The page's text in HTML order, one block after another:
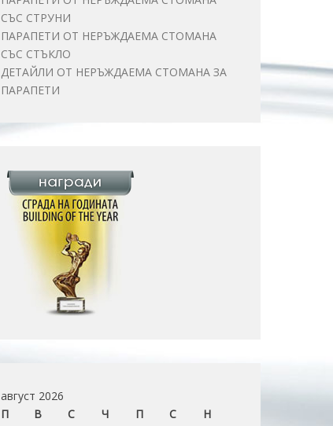
СЪС СТРУНИ
ПАРАПЕТИ ОТ НЕРЪЖДАЕМА СТОМАНА
СЪС СТЪКЛО
ДЕТАЙЛИ ОТ НЕРЪЖДАЕМА СТОМАНА ЗА
ПАРАПЕТИ
август 2026
П
В С Ч П С
Н